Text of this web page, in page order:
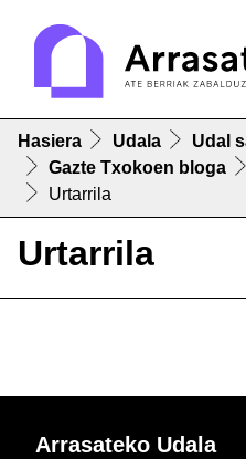
Hasiera Udala Udal
Gazte Txokoen bloga
Urtarrila
Urtarrila
Arrasateko Udala